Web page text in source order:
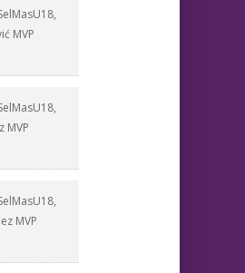
MVP
MVP
MVP